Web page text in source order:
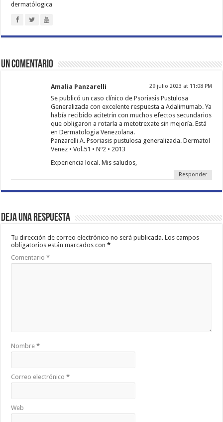
dermatólogica
Un comentario
Amalia Panzarelli 29 julio 2023 at 11:08 PM
Se publicó un caso clínico de Psoriasis Pustulosa
Generalizada con excelente respuesta a Adalimumab. Ya
había recibido acitetrin con muchos efectos secundarios
que obligaron a rotarla a metotrexate sin mejoría. Está
en Dermatologia Venezolana.
Panzarelli A. Psoriasis pustulosa generalizada. Dermatol
Venez • Vol.51 • Nº2 • 2013
Experiencia local. Mis saludos,
Responder
Deja una respuesta
Tu dirección de correo electrónico no será publicada. Los campos
obligatorios están marcados con*
Comentario*
Nombre*
Correo electrónico*
Web